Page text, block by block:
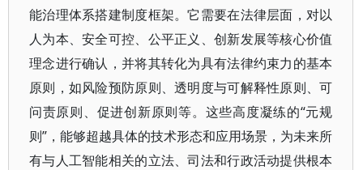
能治理体系搭建制度框架。它需要在法律层面，对以
人为本、安全可控、公平正义、创新发展等核心价值
理念进行确认，并将其转化为具有法律约束力的基本
原则，如风险预防原则、透明度与可解释性原则、可
问责原则、促进创新原则等。这些高度凝练的“元规
则”，能够超越具体的技术形态和应用场景，为未来所
有与人工智能相关的立法、司法和行政活动提供根本